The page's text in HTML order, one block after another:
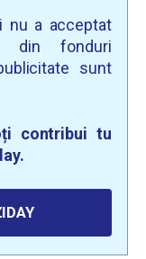
nu a acceptat
din fonduri
sunt
contribui tu